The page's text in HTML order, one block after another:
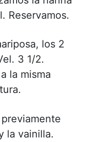
Reservamos.
los 2
3 1/2.
la misma
la vainilla.